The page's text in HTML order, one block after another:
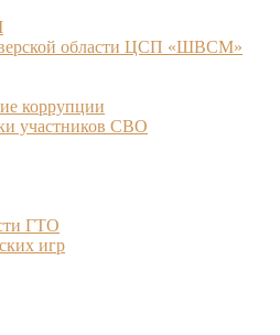
области ЦСП «ШВСМ»
коррупции
участников СВО
ГТО
игр